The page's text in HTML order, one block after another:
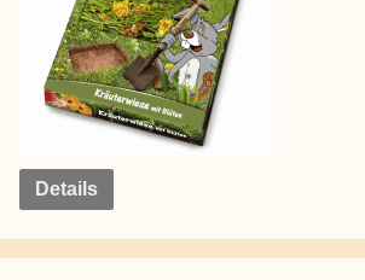
Details